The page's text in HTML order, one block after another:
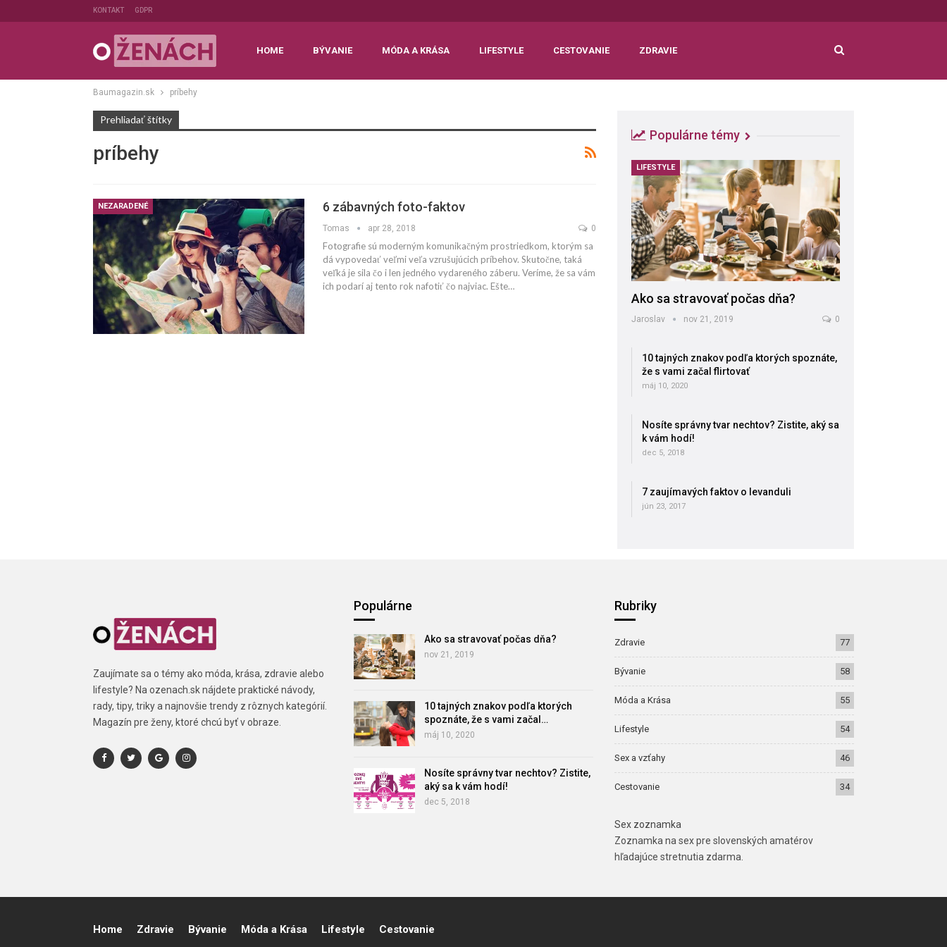
KONTAKT GDPR
HOME BÝVANIE MÓDA A KRÁSA LIFESTYLE CESTOVANIE ZDRAVIE
Baumagazin.sk príbehy
Prehliadať štítky
príbehy
NEZARADENÉ 6 zábavných foto-faktov
Tomas apr 28, 2018 0
Fotografie sú moderným komunikačným prostriedkom, ktorým sa
dá vypovedať veľmi veľa vzrušujúcich príbehov. Skutočne, taká
veľká je sila čo i len jedného vydareného záberu. Veríme, že sa vám
ich podarí aj tento rok nafotiť čo najviac. Ešte…
Populárne témy
LIFESTYLE
Ako sa stravovať počas dňa?
Jaroslav nov 21, 2019 0
10 tajných znakov podľa ktorých spoznáte,
že s vami začal flirtovať
máj 10, 2020
Nosíte správny tvar nechtov? Zistite, aký sa
k vám hodí!
dec 5, 2018
7 zaujímavých faktov o levanduli
jún 23, 2017
Zaujímate sa o témy ako móda, krása, zdravie alebo
lifestyle? Na ozenach.sk nájdete praktické návody,
rady, tipy, triky a najnovšie trendy z rôznych kategórií.
Magazín pre ženy, ktoré chcú byť v obraze.
Populárne
Ako sa stravovať počas dňa?
nov 21, 2019
10 tajných znakov podľa ktorých
spoznáte, že s vami začal…
máj 10, 2020
Nosíte správny tvar nechtov? Zistite,
aký sa k vám hodí!
dec 5, 2018
Rubriky
Zdravie 77
Bývanie 58
Móda a Krása 55
Lifestyle 54
Sex a vzťahy 46
Cestovanie 34
Sex zoznamka
Zoznamka na sex pre slovenských amatérov
hľadajúce stretnutia zdarma.
Home Zdravie Bývanie Móda a Krása Lifestyle Cestovanie